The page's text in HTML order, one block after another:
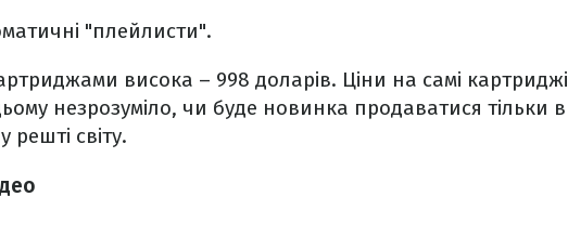
"плейлисти".
висока – 998 доларів. Ціни на самі картриджі
незрозуміло, чи буде новинка продаватися тільки в
решті світу.